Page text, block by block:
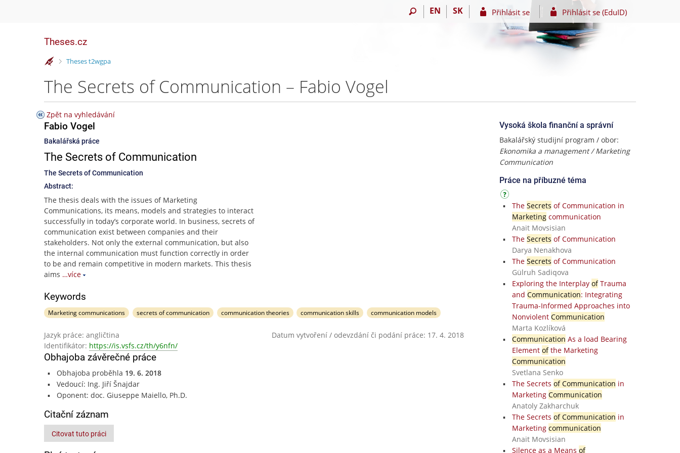
EN SK Přihlásit se Přihlásit se (EduID)
Theses.cz
>
Theses t2wgpa
The Secrets of Communication – Fabio Vogel
Zpět na vyhledávání
Fabio Vogel
Bakalářská práce
The Secrets of Communication
The Secrets of Communication
Abstract:
The thesis deals with the issues of Marketing
Communications, its means, models and strategies to interact
successfully in today’s corporate world. In business, secrets of
communication exist between companies and their
stakeholders. Not only the external communication, but also
the internal communication must function correctly in order
to be and remain competitive in modern markets. This thesis
aims …více
Keywords
Marketing communications secrets of communication communication theories communication skills communication models
Jazyk práce: angličtina
Datum vytvoření / odevzdání či podání práce: 17. 4. 2018
Identifikátor: https://is.vsfs.cz/th/y6nfn/
Obhajoba závěrečné práce
Obhajoba proběhla 19. 6. 2018
Vedoucí: Ing. Jiří Šnajdar
Oponent: doc. Giuseppe Maiello, Ph.D.
Citační záznam
Citovat tuto práci
Vysoká škola finanční a správní
Bakalářský studijní program / obor:
Ekonomika a management / Marketing
Communication
Práce na příbuzné téma
The Secrets of Communication in
Marketingcommunication
Anait Movsisian
The Secrets of Communication
Darya Nenakhova
The Secrets of Communication
Gülruh Sadiqova
Exploring the Interplay ofTrauma
and Communication: Integrating
Trauma-Informed Approaches into
Nonviolent Communication
Marta Kozlíková
Communication As a load Bearing
Element ofthe Marketing
Communication
Svetlana Senko
The Secrets of Communication in
Marketing Communication
Anatoly Zakharchuk
The Secrets of Communication in
Marketing communication
Anait Movsisian
Silence as a Means of